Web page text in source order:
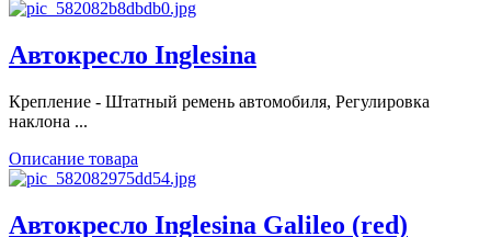
Автокресло Inglesina
Крепление - Штатный ремень автомобиля, Регулировка
наклона ...
Описание товара
Автокресло Inglesina Galileo (red)